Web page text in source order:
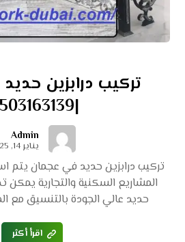
تركيب درابزين
|0503163139|
Admin
يناير 14, 2025
تركيب درابزين حديد في عجمان يتم
المشاريع السكنية والتجارية يمكن
حديد عالي الجودة بالتنسيق مع
اقرأ أكثر